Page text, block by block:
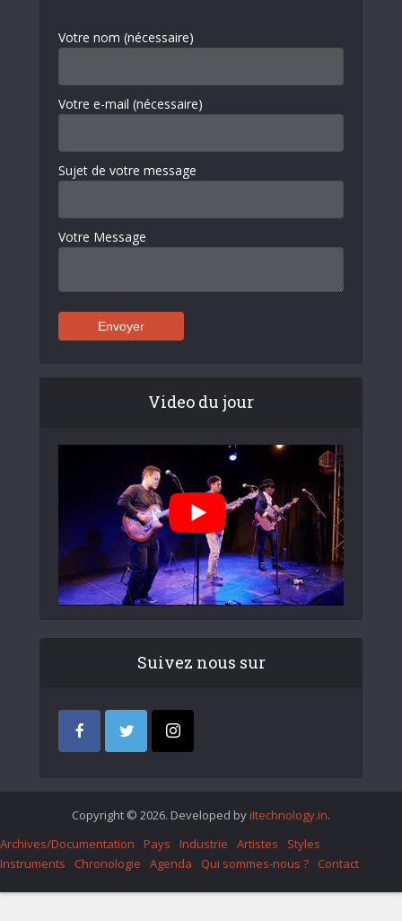
Votre nom (nécessaire)
Votre e-mail (nécessaire)
Sujet de votre message
Votre Message
Video du jour
Suivez nous sur
Copyright © 2026. Developed by iItechnology.in.
Archives/Documentation
Pays Industrie Artistes
Styles
Instruments
Chronologie Agenda Qui sommes-nous ? Contact